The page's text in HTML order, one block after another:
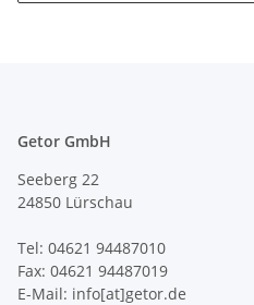
Getor GmbH
Seeberg 22
24850 Lürschau
Tel: 04621 94487010
Fax: 04621 94487019
E-Mail: info[at]getor.de